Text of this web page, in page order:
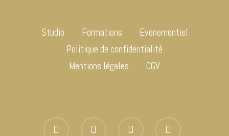
Studio Formations
Evenementiel
Politique de confidentialité
Mentions légales
CGV